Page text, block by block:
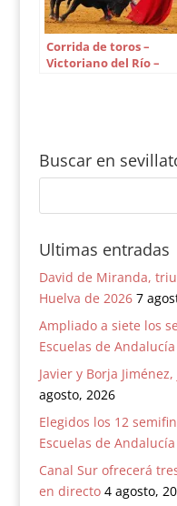
Corrida de toros –
Victoriano del Río –
Buscar en
Ultimas entradas
David de Miranda,
Huelva de 2026 7
Ampliado a siete los
Escuelas de Andalucía
Javier y Borja
agosto, 2026
Elegidos los 12
Escuelas de Andalucía
Canal Sur ofrecerá
en directo 4 agosto,